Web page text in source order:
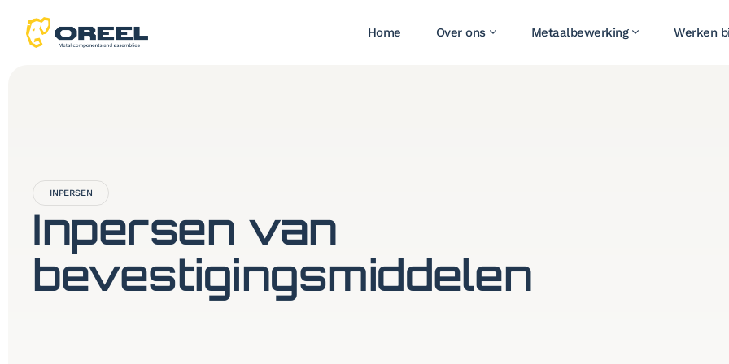
Home Over ons Metaalbewerking Werken
INPERSEN
Inpersen van
bevestigingsmiddelen